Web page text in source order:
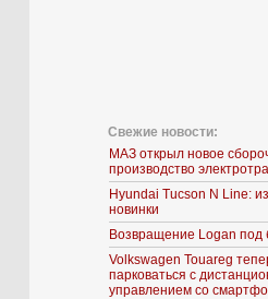
Свежие новости:
МАЗ открыл новое
производство
Hyundai Tucson N Line:
новинки
Возвращение Logan под
Volkswagen Touareg
парковаться с
управлением со